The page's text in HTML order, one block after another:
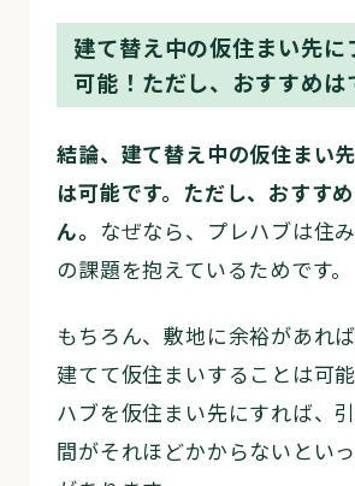
建て替え中の仮住まい先に
可能！ただし、おすすめは
結論、建て替え中の仮住まい
は可能です。ただし、おすす
ん。 なぜなら、プレハブは住
の課題を抱えているためです。
もちろん、敷地に余裕があれ
建てて仮住まいすることは可
ハブを仮住まい先にすれば、
間がそれほどかからないとい